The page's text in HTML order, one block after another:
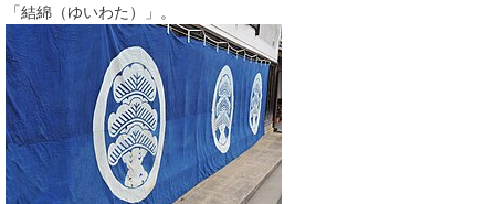
「結綿（ゆいわた）」。